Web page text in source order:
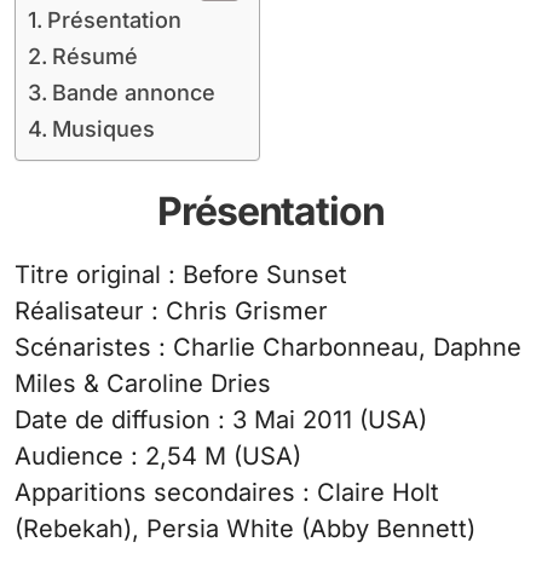
Présentation
Résumé
Bande annonce
Musiques
Présentation
Titre original : Before Sunset
Réalisateur : Chris Grismer
Scénaristes : Charlie Charbonneau, Daphne
Miles & Caroline Dries
Date de diffusion : 3 Mai 2011 (USA)
Audience : 2,54 M (USA)
Apparitions secondaires : Claire Holt
(Rebekah), Persia White (Abby Bennett)